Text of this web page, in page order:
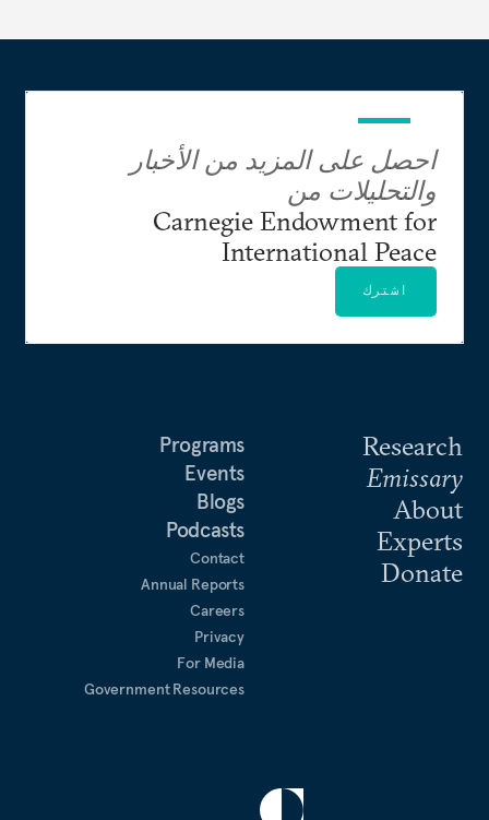
Research
Emissary
About
Experts
Donate
Programs
Events
Blogs
Podcasts
Contact
Annual Reports
Careers
Privacy
For Media
Government Resources
احصل على المزيد من الأخبار
والتحليلات من
Carnegie Endowment for
International Peace
اشترك